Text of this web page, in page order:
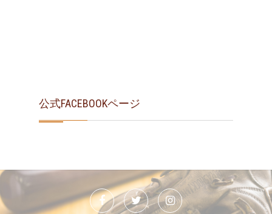
公式FACEBOOKページ
FacebookTwitterInstagram